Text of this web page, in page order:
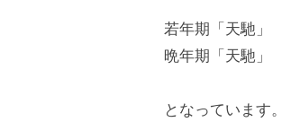
若年期「天馳」
晩年期「天馳」
となっています。